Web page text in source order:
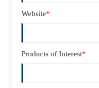
Website*
Products of Interest*